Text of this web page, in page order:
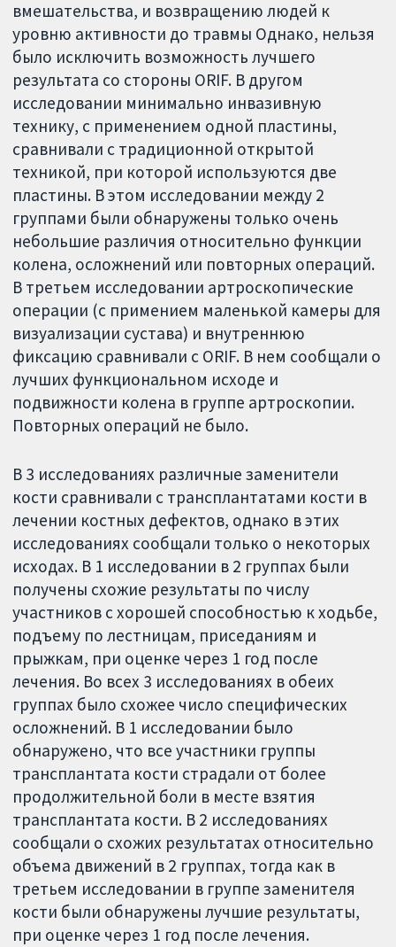
вмешательства, и возвращению людей к
уровню активности до травмы Однако, нельзя
было исключить возможность лучшего
результата со стороны ORIF. В другом
исследовании минимально инвазивную
технику, с применением одной пластины,
сравнивали с традиционной открытой
техникой, при которой используются две
пластины. В этом исследовании между 2
группами были обнаружены только очень
небольшие различия относительно функции
колена, осложнений или повторных операций.
В третьем исследовании артроскопические
операции (с примением маленькой камеры для
визуализации сустава) и внутреннюю
фиксацию сравнивали с ORIF. В нем сообщали о
лучших функциональном исходе и
подвижности колена в группе артроскопии.
Повторных операций не было.
В 3 исследованиях различные заменители
кости сравнивали с трансплантатами кости в
лечении костных дефектов, однако в этих
исследованиях сообщали только о некоторых
исходах. В 1 исследовании в 2 группах были
получены схожие результаты по числу
участников с хорошей способностью к ходьбе,
подъему по лестницам, приседаниям и
прыжкам, при оценке через 1 год после
лечения. Во всех 3 исследованиях в обеих
группах было схожее число специфических
осложнений. В 1 исследовании было
обнаружено, что все участники группы
трансплантата кости страдали от более
продолжительной боли в месте взятия
трансплантата кости. В 2 исследованиях
сообщали о схожих результатах относительно
объема движений в 2 группах, тогда как в
третьем исследовании в группе заменителя
кости были обнаружены лучшие результаты,
при оценке через 1 год после лечения.